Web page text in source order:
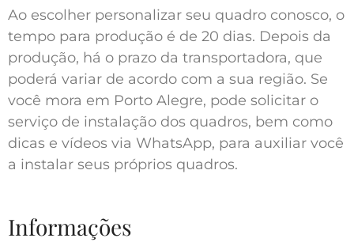
Ao escolher personalizar seu quadro conosco, o
tempo para produção é de 20 dias. Depois da
produção, há o prazo da transportadora, que
poderá variar de acordo com a sua região. Se
você mora em Porto Alegre, pode solicitar o
serviço de instalação dos quadros, bem como
dicas e vídeos via WhatsApp, para auxiliar você
a instalar seus próprios quadros.
Informações